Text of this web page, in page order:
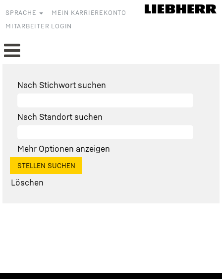
SPRACHE
MEIN KARRIEREKONTO
MITARBEITER LOGIN
Nach Stichwort suchen
Nach Standort suchen
Mehr Optionen anzeigen
Löschen